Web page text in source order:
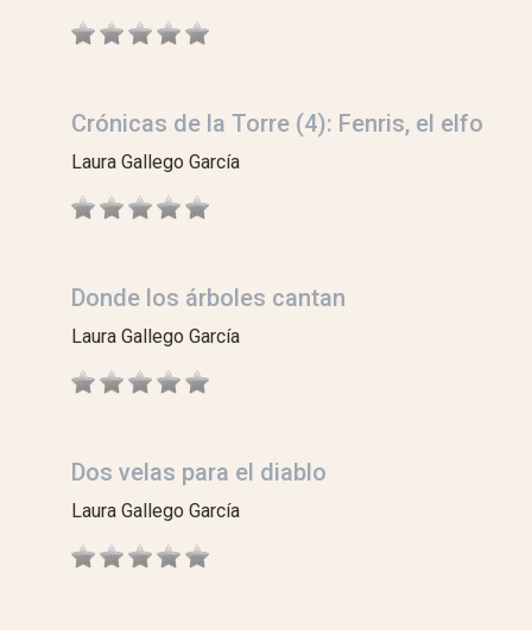
Crónicas de la Torre (4): Fenris, el elfo
Laura Gallego García
Donde los árboles cantan
Laura Gallego García
Dos velas para el diablo
Laura Gallego García